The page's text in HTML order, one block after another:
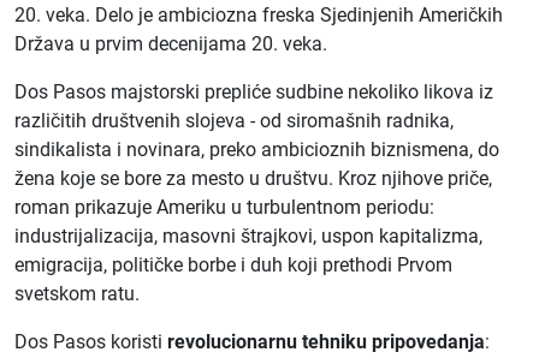
20. veka. Delo je ambiciozna freska Sjedinjenih Američkih
Država u prvim decenijama 20. veka.
Dos Pasos majstorski prepliće sudbine nekoliko likova iz
različitih društvenih slojeva - od siromašnih radnika,
sindikalista i novinara, preko ambicioznih biznismena, do
žena koje se bore za mesto u društvu. Kroz njihove priče,
roman prikazuje Ameriku u turbulentnom periodu:
industrijalizacija, masovni štrajkovi, uspon kapitalizma,
emigracija, političke borbe i duh koji prethodi Prvom
svetskom ratu.
Dos Pasos koristi revolucionarnu tehniku pripovedanja: